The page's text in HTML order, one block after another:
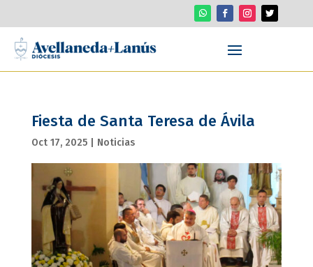
Fiesta de Santa Teresa de Ávila
Oct 17, 2025| Noticias